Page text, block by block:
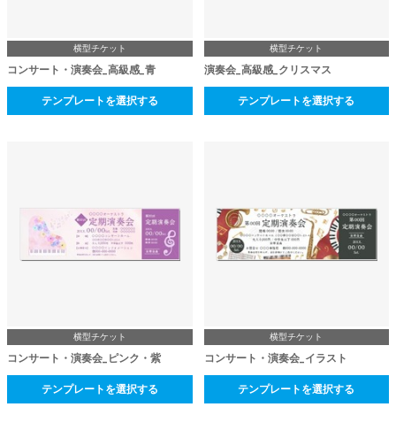
横型チケット
コンサート・演奏会_高級感_青
テンプレートを選択する
横型チケット
演奏会_高級感_クリスマス
テンプレートを選択する
横型チケット
コンサート・演奏会_ピンク・紫
テンプレートを選択する
横型チケット
コンサート・演奏会_イラスト
テンプレートを選択する